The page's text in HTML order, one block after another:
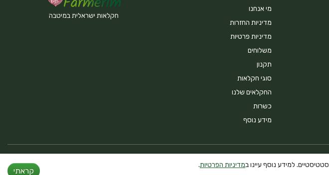
מי אנחנו
מדיניות החזרות
מדיניות פרטיות
משלוחים
תקנון
סוגי חקלאות
החקלאים שלנו
כשרות
מידע נוסף
חקלאות ישראלית במיטבה
למידע נוסף עיינו במדיניות הפרטיות.
קראתי